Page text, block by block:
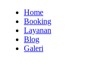
Home
Booking
Layanan
Blog
Galeri